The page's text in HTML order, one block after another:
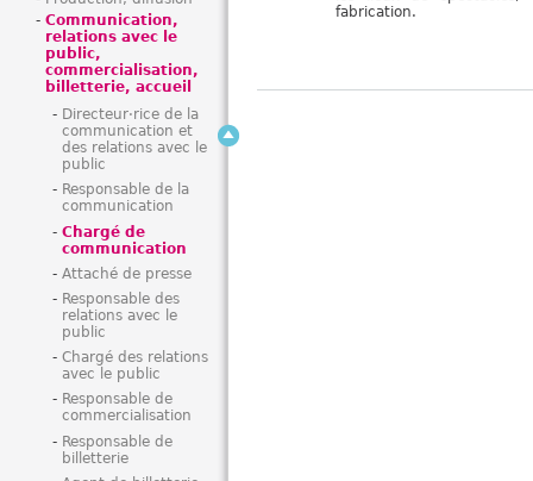
fabrication.
Communication,
relations avec le
public,
commercialisation,
billetterie, accueil
Directeur·rice de la
communication et
des relations avec le
public
Responsable de la
communication
Chargé de
communication
Attaché de presse
Responsable des
relations avec le
public
Chargé des relations
avec le public
Responsable de
commercialisation
Responsable de
billetterie